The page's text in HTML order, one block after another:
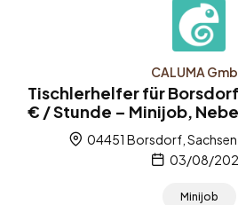
CALUMA
Tischlerhelfer für
€ / Stunde – Minijob,
04451 Borsdorf,
03/08/
Minijob